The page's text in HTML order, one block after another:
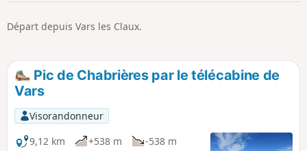
Départ depuis Vars les Claux.
Pic de Chabrières par le télécabine de
Vars
Visorandonneur
9,12 km
+538 m
-538 m